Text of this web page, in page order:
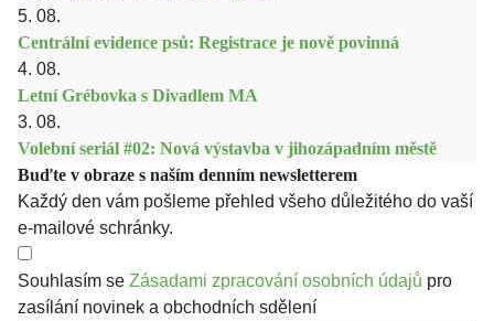
5. 08.
Centrální evidence psů: Registrace je nově povinná
4. 08.
Letní Grébovka s Divadlem MA
3. 08.
Volební seriál #02: Nová výstavba v jihozápadním městě
Buďte v obraze s naším denním newsletterem
Každý den vám pošleme přehled všeho důležitého do vaší
e-mailové schránky.
Souhlasím se Zásadami zpracování osobních údajů pro
zasílání novinek a obchodních sdělení